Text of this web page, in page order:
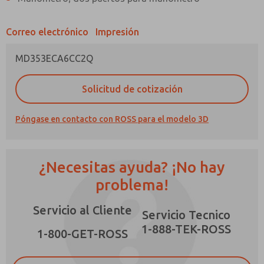
Correo electrónico Impresión
MD353ECA6CC2Q
Solicitud de cotización
Póngase en contacto con ROSS para el modelo 3D
¿Necesitas ayuda? ¡No hay
problema!
Servicio al Cliente
1-800-GET-ROSS
Servicio Tecnico
1-888-TEK-ROSS
¿Método de Contacto Preferido?
Correo Electrónico
Teléfono
Envíenme actualizaciones periódicas sobre
*Sí, he leído la política de privacidad y acepto
que los datos que proporcione se recopilarán
y almacenarán electrónicamente. Mis datos se
destinados a procesar y responder a mi
solicitud. Al enviar el formulario de contacto,
acepto el procesamiento.
×